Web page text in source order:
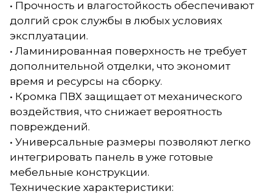
• Прочность и влагостойкость обеспечивают
долгий срок службы в любых условиях
эксплуатации.
• Ламинированная поверхность не требует
дополнительной отделки, что экономит
время и ресурсы на сборку.
• Кромка ПВХ защищает от механического
воздействия, что снижает вероятность
повреждений.
• Универсальные размеры позволяют легко
интегрировать панель в уже готовые
мебельные конструкции.
Технические характеристики: